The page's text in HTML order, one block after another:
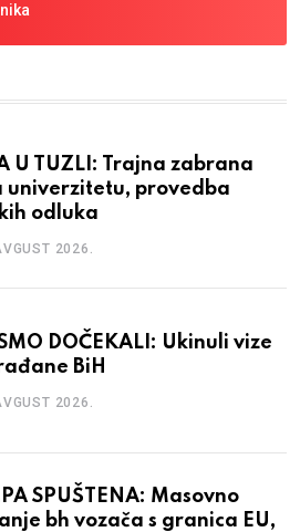
U TUZLI: Trajna zabrana
univerzitetu, provedba
odluka
2026.
SMO DOČEKALI: Ukinuli vize
BiH
2026.
SPUŠTENA: Masovno
bh vozača s granica EU,